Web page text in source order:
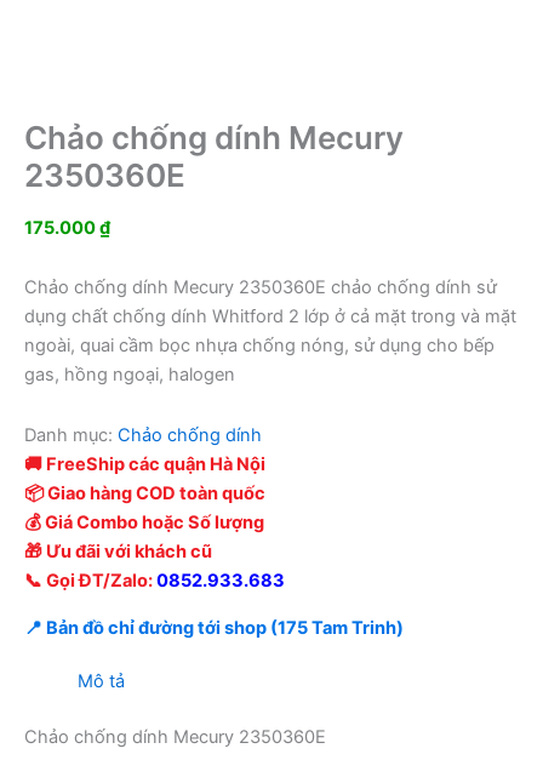
Chảo chống dính Mecury
2350360E
175.000₫
Chảo chống dính Mecury 2350360E chảo chống dính sử
dụng chất chống dính Whitford 2 lớp ở cả mặt trong và mặt
ngoài, quai cầm bọc nhựa chống nóng, sử dụng cho bếp
gas, hồng ngoại, halogen
Danh mục: Chảo chống dính
🚚 FreeShip các quận Hà Nội
📦 Giao hàng COD toàn quốc
💰 Giá Combo hoặc Số lượng
🎁 Ưu đãi với khách cũ
📞 Gọi ĐT/Zalo:0852.933.683
📍 Bản đồ chỉ đường tới shop (175 Tam Trinh)
Mô tả
Chảo chống dính Mecury 2350360E